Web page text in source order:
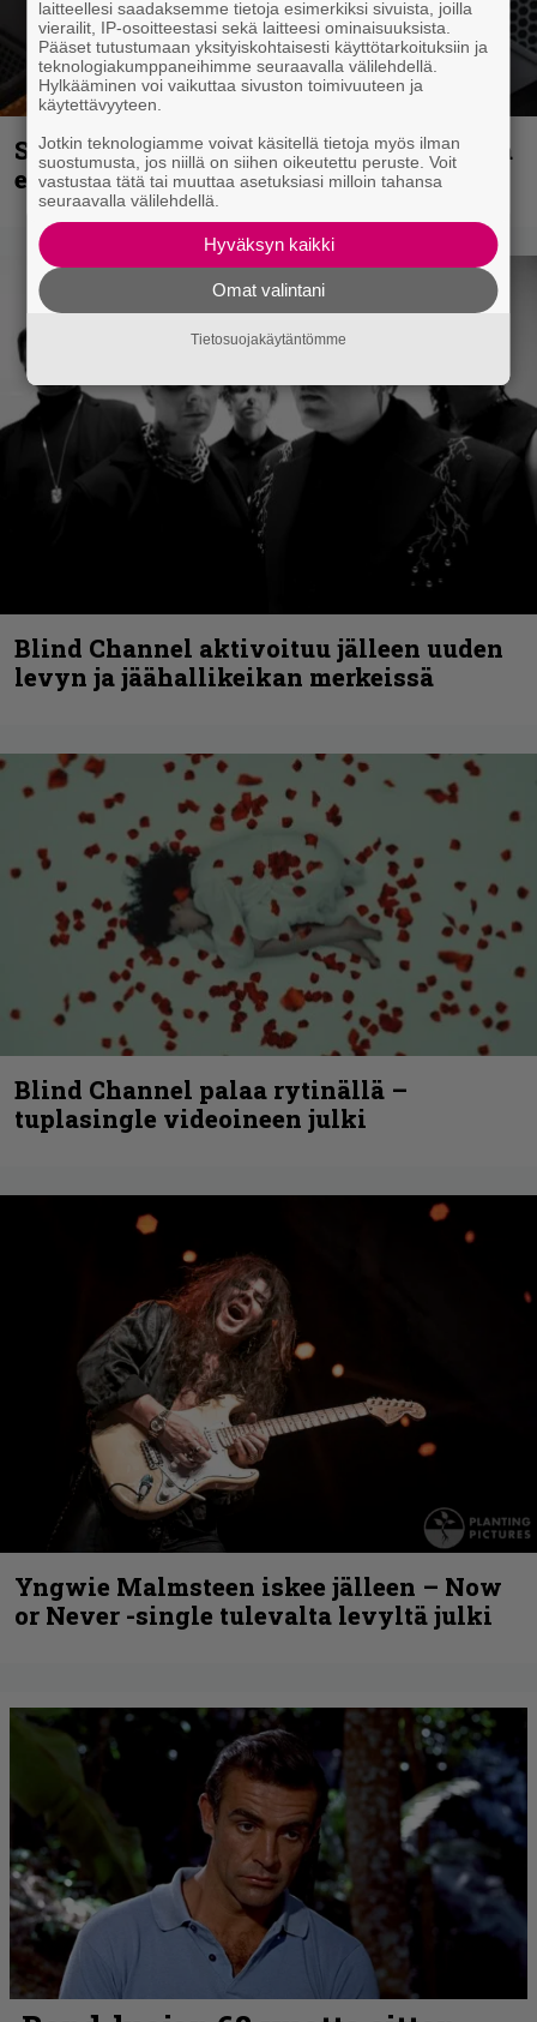
Sid Wilsonin käytös syynä Slipknotista
erottamiseen, raportoi TMZ
Blind Channel aktivoituu jälleen uuden
levyn ja jäähallikeikan merkeissä
Blind Channel palaa rytinällä –
tuplasingle videoineen julki
Yngwie Malmsteen iskee jälleen – Now
or Never -single tulevalta levyltä julki
laitteellesi saadaksemme tietoja esimerkiksi sivuista, joilla
vierailit, IP-osoitteestasi sekä laitteesi ominaisuuksista.
Pääset tutustumaan yksityiskohtaisesti käyttötarkoituksiin ja
teknologiakumppaneihimme seuraavalla välilehdellä.
Hylkääminen voi vaikuttaa sivuston toimivuuteen ja
käytettävyyteen.
Jotkin teknologiamme voivat käsitellä tietoja myös ilman
suostumusta, jos niillä on siihen oikeutettu peruste. Voit
vastustaa tätä tai muuttaa asetuksiasi milloin tahansa
seuraavalla välilehdellä.
Hyväksyn kaikki
Omat valintani
Tietosuojakäytäntömme